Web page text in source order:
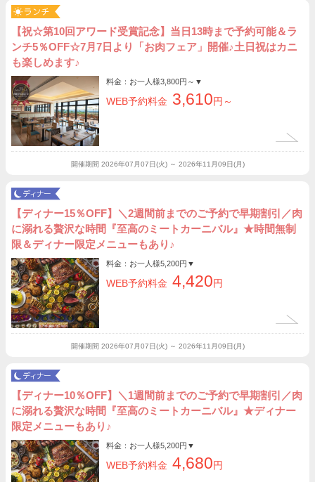
【祝☆第10回アワード受賞記念】当日13時まで予約可能＆ラ
ンチ5％OFF☆7月7日より「お肉フェア」開催♪土日祝はカニ
も楽しめます♪
料金：お一人様3,800円～ ▼
WEB予約料金 3,610円～
開催期間 2026年07月07日(火) ～ 2026年11月09日(月)
【ディナー15％OFF】＼2週間前までのご予約で早期割引／肉
に溺れる贅沢な時間『至高のミートカーニバル』★時間無制
限＆ディナー限定メニューもあり♪
料金：お一人様5,200円 ▼
WEB予約料金 4,420円
開催期間 2026年07月07日(火) ～ 2026年11月09日(月)
【ディナー10％OFF】＼1週間前までのご予約で早期割引／肉
に溺れる贅沢な時間『至高のミートカーニバル』★ディナー
限定メニューもあり♪
料金：お一人様5,200円 ▼
WEB予約料金 4,680円